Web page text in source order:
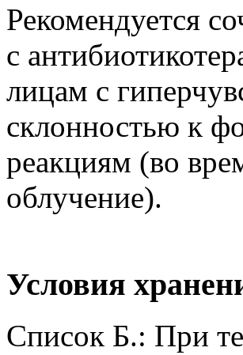
Рекомендуется
с
лицам с
склонностью к
реакциям (во
облучение).
Условия
Список Б.: При